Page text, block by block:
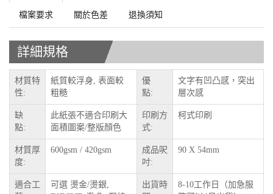
檔案要求 關於色差 退換須知
詳細規格
材質特
性:
紙質較浮身, 表面較
粗糙
優
點:
文字有凹凸感，突出
層次感
缺
點:
此紙張不適合印刷大
面積圖案/整版顏色
印刷方
式:
柯式印刷
材質厚
度:
600gsm / 420gsm
成品呎
吋:
90 X 54mm
適合工
可選 燙金/燙銀,
出貨時
8-10工作日（加急服